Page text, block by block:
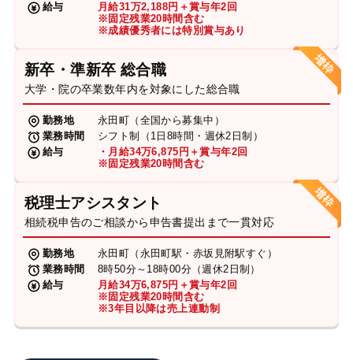
給与
月給31万2,188円＋賞与年2回
※固定残業20時間含む
※成績優秀者には特別賞与あり
新卒・準新卒 総合職
大学・院の卒業数年内を対象にした総合職
勤務地
永田町（全国から募集中）
業務時間
シフト制（1日8時間・週休2日制）
給与
・月給34万6,875円＋賞与年2回
※固定残業20時間含む
税理士アシスタント
相続税申告のご相談から申告書提出まで一貫対応
勤務地
永田町（永田町駅・赤坂見附駅すぐ）
業務時間
8時50分～18時00分（週休2日制）
給与
月給34万6,875円＋賞与年2回
※固定残業20時間含む
※3年目以降は売上連動制